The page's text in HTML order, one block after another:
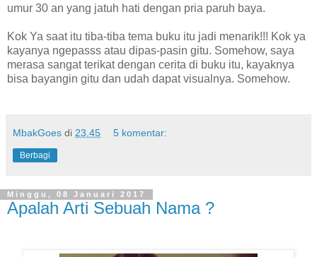
umur 30 an yang jatuh hati dengan pria paruh baya.
Kok Ya saat itu tiba-tiba tema buku itu jadi menarik!!! Kok ya
kayanya ngepasss atau dipas-pasin gitu. Somehow, saya
merasa sangat terikat dengan cerita di buku itu, kayaknya
bisa bayangin gitu dan udah dapat visualnya. Somehow.
MbakGoes di 23.45 5 komentar:
Berbagi
Minggu, 08 Januari 2017
Apalah Arti Sebuah Nama ?